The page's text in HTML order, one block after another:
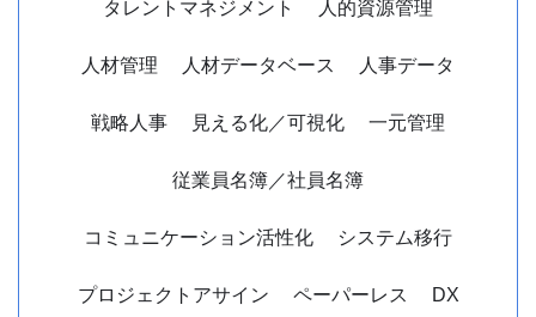
人材管理
人材データベース
人事データ
戦略人事
見える化／可視化
一元管理
従業員名簿／社員名簿
コミュニケーション活性化
システム移行
プロジェクトアサイン
ペーパーレス DX